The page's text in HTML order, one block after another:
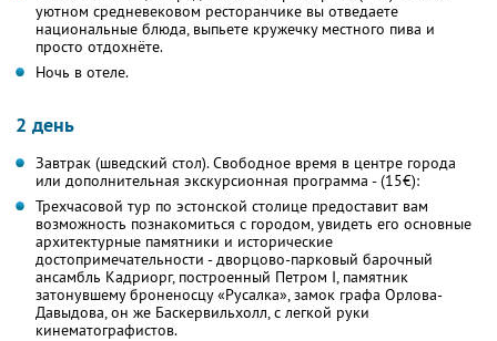
уютном средневековом ресторанчике вы отведаете
национальные блюда, выпьете кружечку местного пива и
просто отдохнёте.
Ночь в отеле.
2 день
Завтрак (шведский стол). Свободное время в центре города
или дополнительная экскурсионная программа - (15€):
Трехчасовой тур по эстонской столице предоставит вам
возможность познакомиться с городом, увидеть его основные
архитектурные памятники и исторические
достопримечательности - дворцово-парковый барочный
ансамбль Кадриорг, построенный Петром I, памятник
затонувшему броненосцу «Русалка», замок графа Орлова-
Давыдова, он же Баскервильхолл, с легкой руки
кинематографистов.